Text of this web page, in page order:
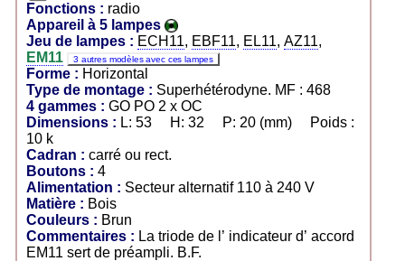
Fonctions : radio
Appareil à 5 lampes
Jeu de lampes : ECH11, EBF11, EL11, AZ11,
EM11
3 autres modèles avec ces lampes
Forme : Horizontal
Type de montage : Superhétérodyne. MF : 468
4 gammes :
GO PO 2 x OC
Dimensions : L: 53 H: 32 P: 20 (mm) Poids :
10 k
Cadran : carré ou rect.
Boutons : 4
Alimentation : Secteur alternatif 110 à 240 V
Matière : Bois
Couleurs : Brun
Commentaires : La triode de l’ indicateur d’ accord
EM11 sert de préampli. B.F.